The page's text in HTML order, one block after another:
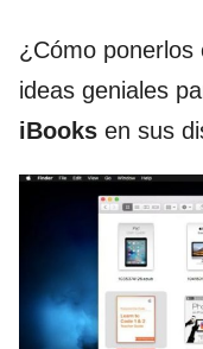
¿Cómo ponerlos
ideas geniales
iBooks en sus